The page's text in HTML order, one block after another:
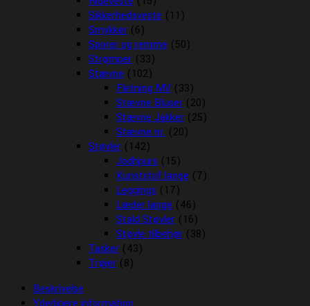
Sikkerhedsveste (11)
Smykker (6)
Sporer og remme (50)
Strømper (33)
Stævne (102)
Fletning MV (33)
Stævne Bluser (20)
Stævne Jakker (25)
Stævne nr. (20)
Støvler (142)
Jodhpurs (15)
Kunststof lange (7)
Leggings (17)
Læder lange (46)
Stald Støvler (16)
Støvle tilbehør (38)
Tasker (43)
Trøjer (8)
Beskrivelse